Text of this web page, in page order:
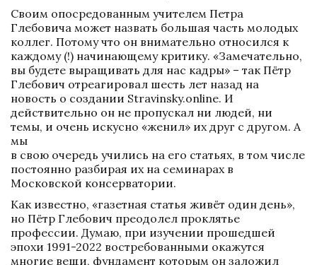
Своим опосредованным учителем Петра
Глебовича может назвать большая часть молодых
коллег. Потому что он внимательно относился к
каждому (!) начинающему критику. «Замечательно,
вы будете выращивать для нас кадры» – так Пётр
Глебович отреагировал шесть лет назад на
новость о создании Stravinsky.online. И
действительно он не пропускал ни людей, ни
темы, и очень искусно «женил» их друг с другом. А
мы
в свою очередь учились на его статьях, в том числе
постоянно разбирая их на семинарах в
Московской консерватории.
Как известно, «газетная статья живёт один день»,
но Пётр Глебович преодолел проклятье
профессии. Думаю, при изучении прошедшей
эпохи 1991-2022 востребованными окажутся
многие вещи, фундамент которым он заложил